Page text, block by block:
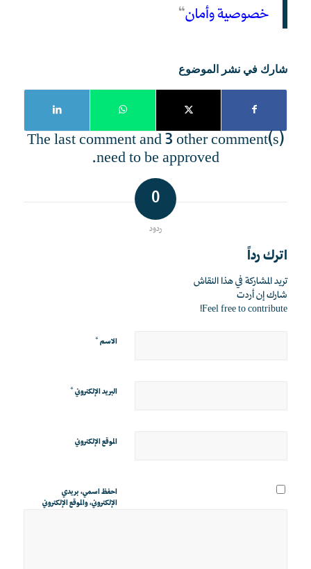
خصوصية وأمان“
شارك في نشر الموضوع
The last comment and 3 other comment(s)
need to be approved.
0
ردود
اترك رداً
تريد المشاركة في هذا النقاش
شارك إن أردت
Feel free to contribute!
الاسم*
البريد الإلكتروني*
الموقع الإلكتروني
احفظ اسمي، بريدي
الإلكتروني، والموقع الإلكتروني